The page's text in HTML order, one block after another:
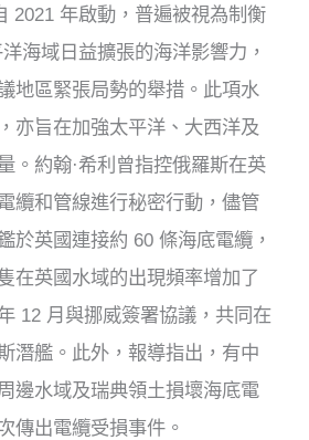
2021 年啟動，普遍被視為制衡
海域日益擴張的海洋影響力，
地區緊張局勢的舉措。此項水
亦旨在加強太平洋、大西洋及
。約翰·希利曾指控俄羅斯在英
纜和管線進行秘密行動，儘管
於英國連接約 60 條海底電纜，
在英國水域的出現頻率增加了
12 月與挪威簽署協議，共同在
潛艦。此外，報導指出，有中
邊水域及瑞典領土損壞海底電
傳出電纜受損事件。